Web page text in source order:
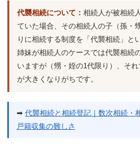
代襲相続について： 相続人が被相続
ていた場合、その相続人の子（孫・
りに相続する制度を「代襲相続」と
姉妹が相続人のケースでは代襲相続
いますが（甥・姪の1代限り）、そ
が大きくなりがちです。
➡ 代襲相続と相続登記｜数次相続・
戸籍収集の難しさ